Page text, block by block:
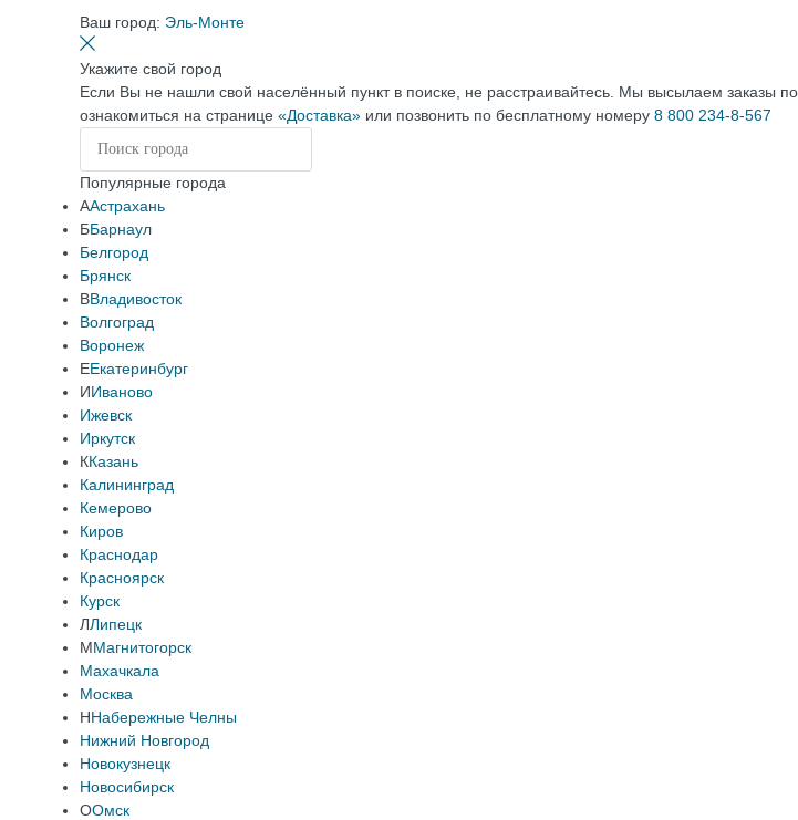
Ваш город: Эль-Монте
Укажите свой город
Если Вы не нашли свой населённый пункт в поиске, не расстраивайтесь. Мы высылаем заказы
ознакомиться на странице «Доставка» или позвонить по бесплатному номеру 8 800 234-8-567
Популярные города
ААстрахань
ББарнаул
Белгород
Брянск
ВВладивосток
Волгоград
Воронеж
ЕЕкатеринбург
ИИваново
Ижевск
Иркутск
ККазань
Калининград
Кемерово
Киров
Краснодар
Красноярск
Курск
ЛЛипецк
ММагнитогорск
Махачкала
Москва
ННабережные Челны
Нижний Новгород
Новокузнецк
Новосибирск
ООмск